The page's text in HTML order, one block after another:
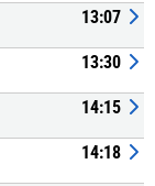
13:07
13:30
14:15
14:18